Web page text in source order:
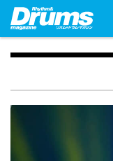
Skip
content